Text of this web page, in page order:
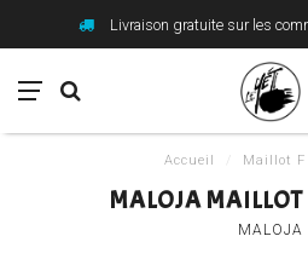
Livraison gratuite sur les
Accueil Maillot F
MALOJA
MALOJA